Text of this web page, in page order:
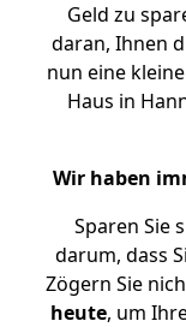
Geld zu
daran, Ihnen
nun eine
Haus in
Wir haben
Sparen Sie
darum, dass
Zögern Sie
heute, um